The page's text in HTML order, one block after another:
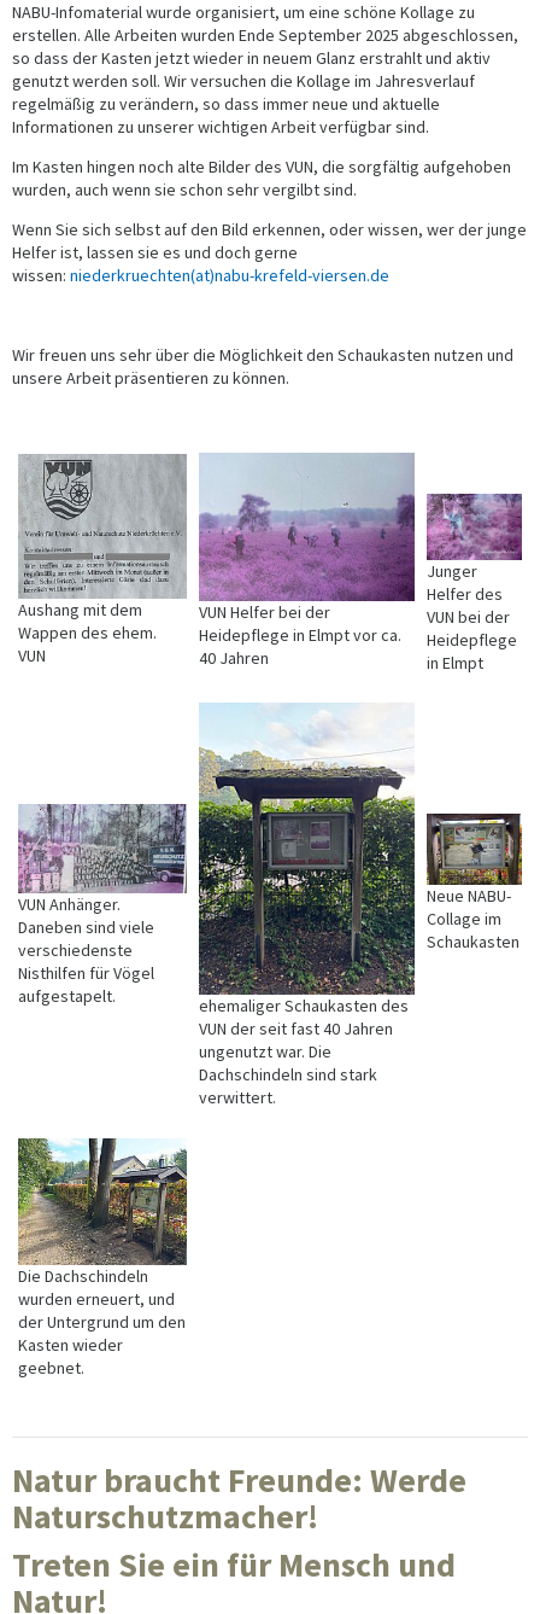
NABU-Infomaterial wurde organisiert, um eine schöne Kollage zu
erstellen. Alle Arbeiten wurden Ende September 2025 abgeschlossen,
so dass der Kasten jetzt wieder in neuem Glanz erstrahlt und aktiv
genutzt werden soll. Wir versuchen die Kollage im Jahresverlauf
regelmäßig zu verändern, so dass immer neue und aktuelle
Informationen zu unserer wichtigen Arbeit verfügbar sind.
Im Kasten hingen noch alte Bilder des VUN, die sorgfältig aufgehoben
wurden, auch wenn sie schon sehr vergilbt sind.
Wenn Sie sich selbst auf den Bild erkennen, oder wissen, wer der junge
Helfer ist, lassen sie es und doch gerne
wissen: niederkruechten(at)nabu-krefeld-viersen.de
Wir freuen uns sehr über die Möglichkeit den Schaukasten nutzen und
unsere Arbeit präsentieren zu können.
Aushang mit dem
Wappen des ehem.
VUN
VUN Helfer bei der
Heidepflege in Elmpt vor ca.
40 Jahren
Junger
Helfer des
VUN bei der
Heidepflege
in Elmpt
VUN Anhänger.
Daneben sind viele
verschiedenste
Nisthilfen für Vögel
aufgestapelt.
ehemaliger Schaukasten des
VUN der seit fast 40 Jahren
ungenutzt war. Die
Dachschindeln sind stark
verwittert.
Neue NABU-
Collage im
Schaukasten
Die Dachschindeln
wurden erneuert, und
der Untergrund um den
Kasten wieder
geebnet.
Natur braucht Freunde: Werde
Naturschutzmacher!
Treten Sie ein für Mensch und
Natur!